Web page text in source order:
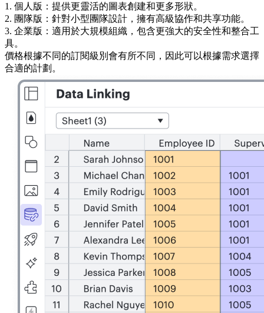
1. 個人版：提供更靈活的圖表創建和更多形狀。
2. 團隊版：針對小型團隊設計，擁有高級協作和共享功能。
3. 企業版：適用於大規模組織，包含更強大的安全性和整合工
具。
價格根據不同的訂閱級別會有所不同，因此可以根據需求選擇
合適的計劃。